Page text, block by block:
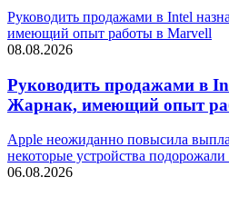
Руководить продажами в Intel
имеющий опыт работы в Marvell
08.08.2026
Руководить продажами в
Жарнак, имеющий опыт
Apple неожиданно повысила
некоторые устройства
06.08.2026